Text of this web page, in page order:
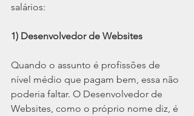
salários:
1) Desenvolvedor de Websites
Quando o assunto é profissões de
nível médio que pagam bem, essa não
poderia faltar. O Desenvolvedor de
Websites, como o próprio nome diz, é